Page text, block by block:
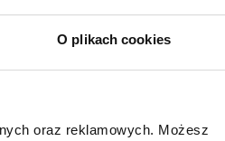
O plikach cookies
oraz reklamowych. Możesz